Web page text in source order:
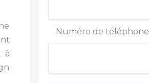
à
Numéro de téléphone